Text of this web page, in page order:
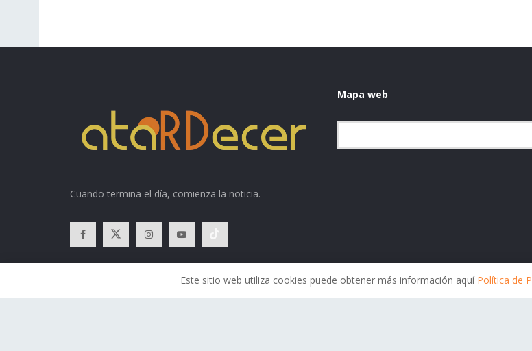
Cuando termina el día, comienza la noticia.
Mapa web
Este sitio web utiliza cookies puede obtener más información aquí Política de